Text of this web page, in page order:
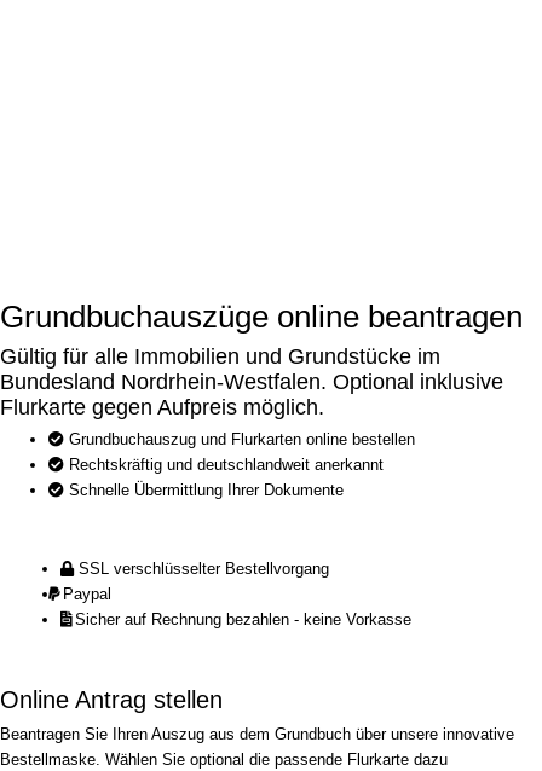
Grundbuchauszüge online beantragen
Gültig für alle Immobilien und Grundstücke im
Bundesland Nordrhein-Westfalen. Optional inklusive
Flurkarte gegen Aufpreis möglich.
Grundbuchauszug und Flurkarten online bestellen
Rechtskräftig und deutschlandweit anerkannt
Schnelle Übermittlung Ihrer Dokumente
SSL verschlüsselter Bestellvorgang
Paypal
Sicher auf Rechnung bezahlen - keine Vorkasse
Online Antrag stellen
Beantragen Sie Ihren Auszug aus dem Grundbuch über unsere innovative
Bestellmaske. Wählen Sie optional die passende Flurkarte dazu